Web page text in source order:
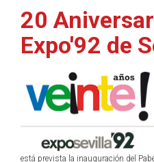
20
Expo'92 de
está prevista la inauguración del